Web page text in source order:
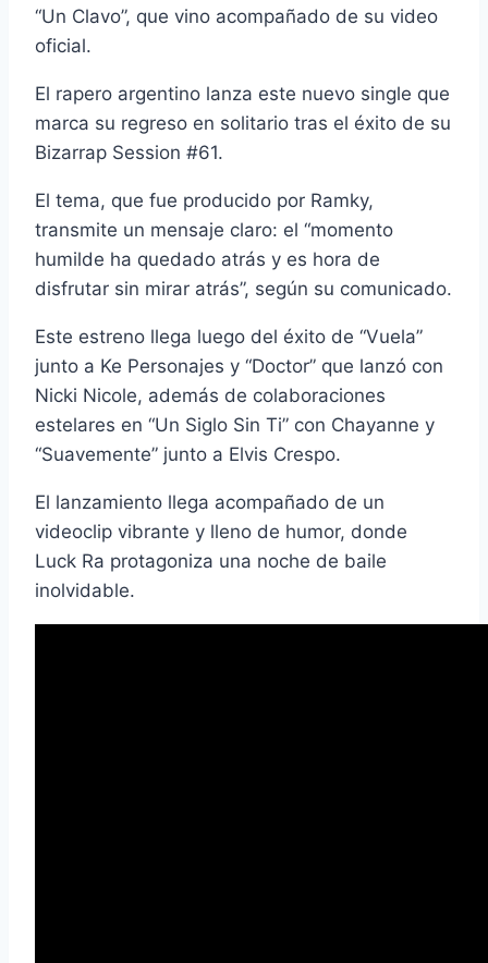
“Un Clavo”, que vino acompañado de su video
oficial.
El rapero argentino lanza este nuevo single que
marca su regreso en solitario tras el éxito de su
Bizarrap Session #61.
El tema, que fue producido por Ramky,
transmite un mensaje claro: el “momento
humilde ha quedado atrás y es hora de
disfrutar sin mirar atrás”, según su comunicado.
Este estreno llega luego del éxito de “Vuela”
junto a Ke Personajes y “Doctor” que lanzó con
Nicki Nicole, además de colaboraciones
estelares en “Un Siglo Sin Ti” con Chayanne y
“Suavemente” junto a Elvis Crespo.
El lanzamiento llega acompañado de un
videoclip vibrante y lleno de humor, donde
Luck Ra protagoniza una noche de baile
inolvidable.